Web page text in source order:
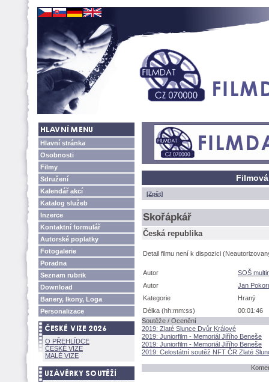
Hlavní stránka
Osobnosti
Filmy
Sdružení
Kalendář akcí
Katalog služeb
Inzerce
Kontaktní formulář
Autorské poplatky
Fotogalerie
Poradna
Seznam rubrik
Download
Banery, Ikony, Loga
Personalizace
O PŘEHLÍDCE
ČESKÉ VIZE
MALÉ VIZE
[Zpět]
Skořápkář
Česká republika
Detail filmu není k dispozici
Autor
SOŠ
Autor
Jan
Kategorie
Hraný
Délka (hh:mm:ss)
00:01:46
Soutěže / Ocenění
2019: Zlaté Slunce Dvůr Králové
2019: Juniorfilm - Memoriál Jiřího Beneše
2019: Juniorfilm - Memoriál Jiřího Beneše
2019: Celostátní soutěž NFT ČR Zlaté